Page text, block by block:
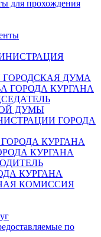
для прохождения
ДУМА
ГОРОДА КУРГАНА
ДУМЫ
ГОРОДА
КУРГАНА
КУРГАНА
КУРГАНА
КОМИССИЯ
по